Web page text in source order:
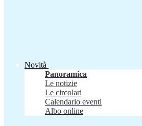
Novità
Panoramica
Le notizie
Le circolari
Calendario eventi
Albo online